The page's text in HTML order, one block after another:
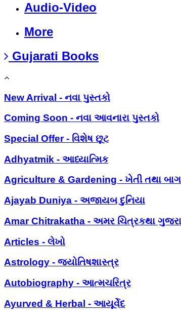
Audio-Video
More
Gujarati Books
New Arrival - નવા પુસ્તકો
Coming Soon - નવા આવનારા પુસ્તકો
Special Offer - વિશેષ છૂટ
Adhyatmik - આધ્યાત્મિક
Agriculture & Gardening - ખેતી તથા
Ajayab Duniya - અજાયબ દુનિયા
Amar Chitrakatha - અમર ચિત્રકથા
Articles - લેખો
Astrology - જ્યોતિષશાસ્ત્ર
Autobiography - આત્મચરિત્ર
Ayurved & Herbal - આયૂર્વેદ